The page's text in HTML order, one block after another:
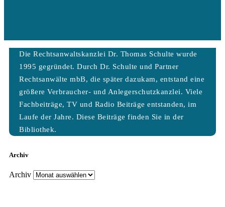
Die Rechtsanwaltskanzlei Dr. Thomas Schulte wurde
1995 gegründet. Durch Dr. Schulte und Partner
Rechtsanwälte mbB, die später dazukam, entstand eine
größere Verbraucher- und Anlegerschutzkanzlei. Viele
Fachbeiträge, TV und Radio Beiträge entstanden, im
Laufe der Jahre. Diese Beiträge finden Sie in der
Bibliothek.
Archiv
Archiv